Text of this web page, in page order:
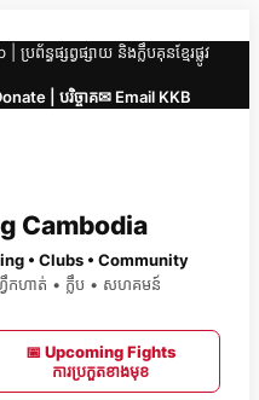
ធផ្សព្វផ្សាយ និងក្លឹបគុនខ្មែរផ្លូវ
| បរិច្ចាគ✉ Email KKB
Cambodia
• Clubs • Community
ហ្វឹកហាត់ • ក្លឹប • សហគមន៍
📅 Upcoming Fights
ការប្រកួតខាងមុខ